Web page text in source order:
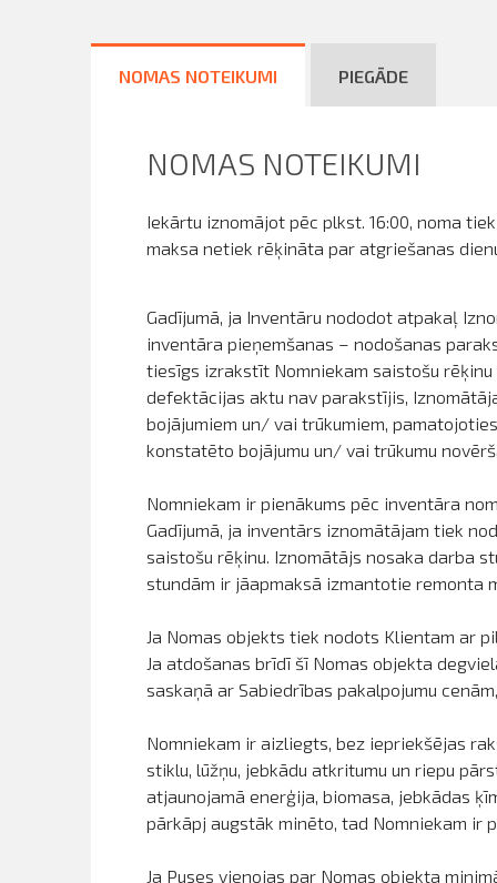
NOMAS NOTEIKUMI PIEGĀDE
NOMAS NOTEIKUMI
Iekārtu iznomājot pēc plkst. 16:00, noma
maksa netiek rēķināta par atgriešanas
Gadījumā, ja Inventāru nododot atpakaļ
inventāra pieņemšanas – nodošanas
tiesīgs izrakstīt Nomniekam saistošu
defektācijas aktu nav parakstījis,
bojājumiem un/ vai trūkumiem,
konstatēto bojājumu un/ vai trūkumu
Nomniekam ir pienākums pēc inventāra
Gadījumā, ja inventārs iznomātājam tiek
saistošu rēķinu. Iznomātājs nosaka darba
stundām ir jāapmaksā izmantotie remonta
Ja Nomas objekts tiek nodots Klientam ar
Ja atdošanas brīdī šī Nomas objekta
saskaņā ar Sabiedrības pakalpojumu
Nomniekam ir aizliegts, bez iepriekšējas
stiklu, lūžņu, jebkādu atkritumu un riepu
atjaunojamā enerģija, biomasa, jebkādas
pārkāpj augstāk minēto, tad Nomniekam ir
Ja Puses vienojas par Nomas objekta